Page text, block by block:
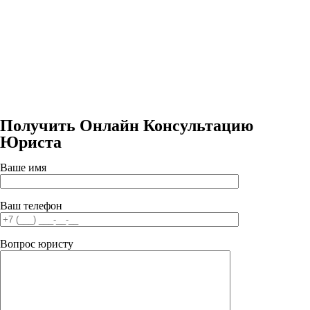
Получить Онлайн Консультацию
Юриста
Ваше имя
Ваш телефон
Вопрос юристу